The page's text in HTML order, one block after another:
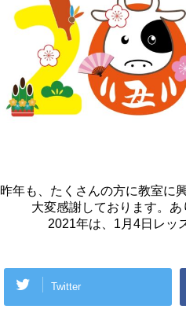
昨年も、たくさんの方に教室に
大変感謝しております。あ
2021年は、1月4日レッ
Twitter